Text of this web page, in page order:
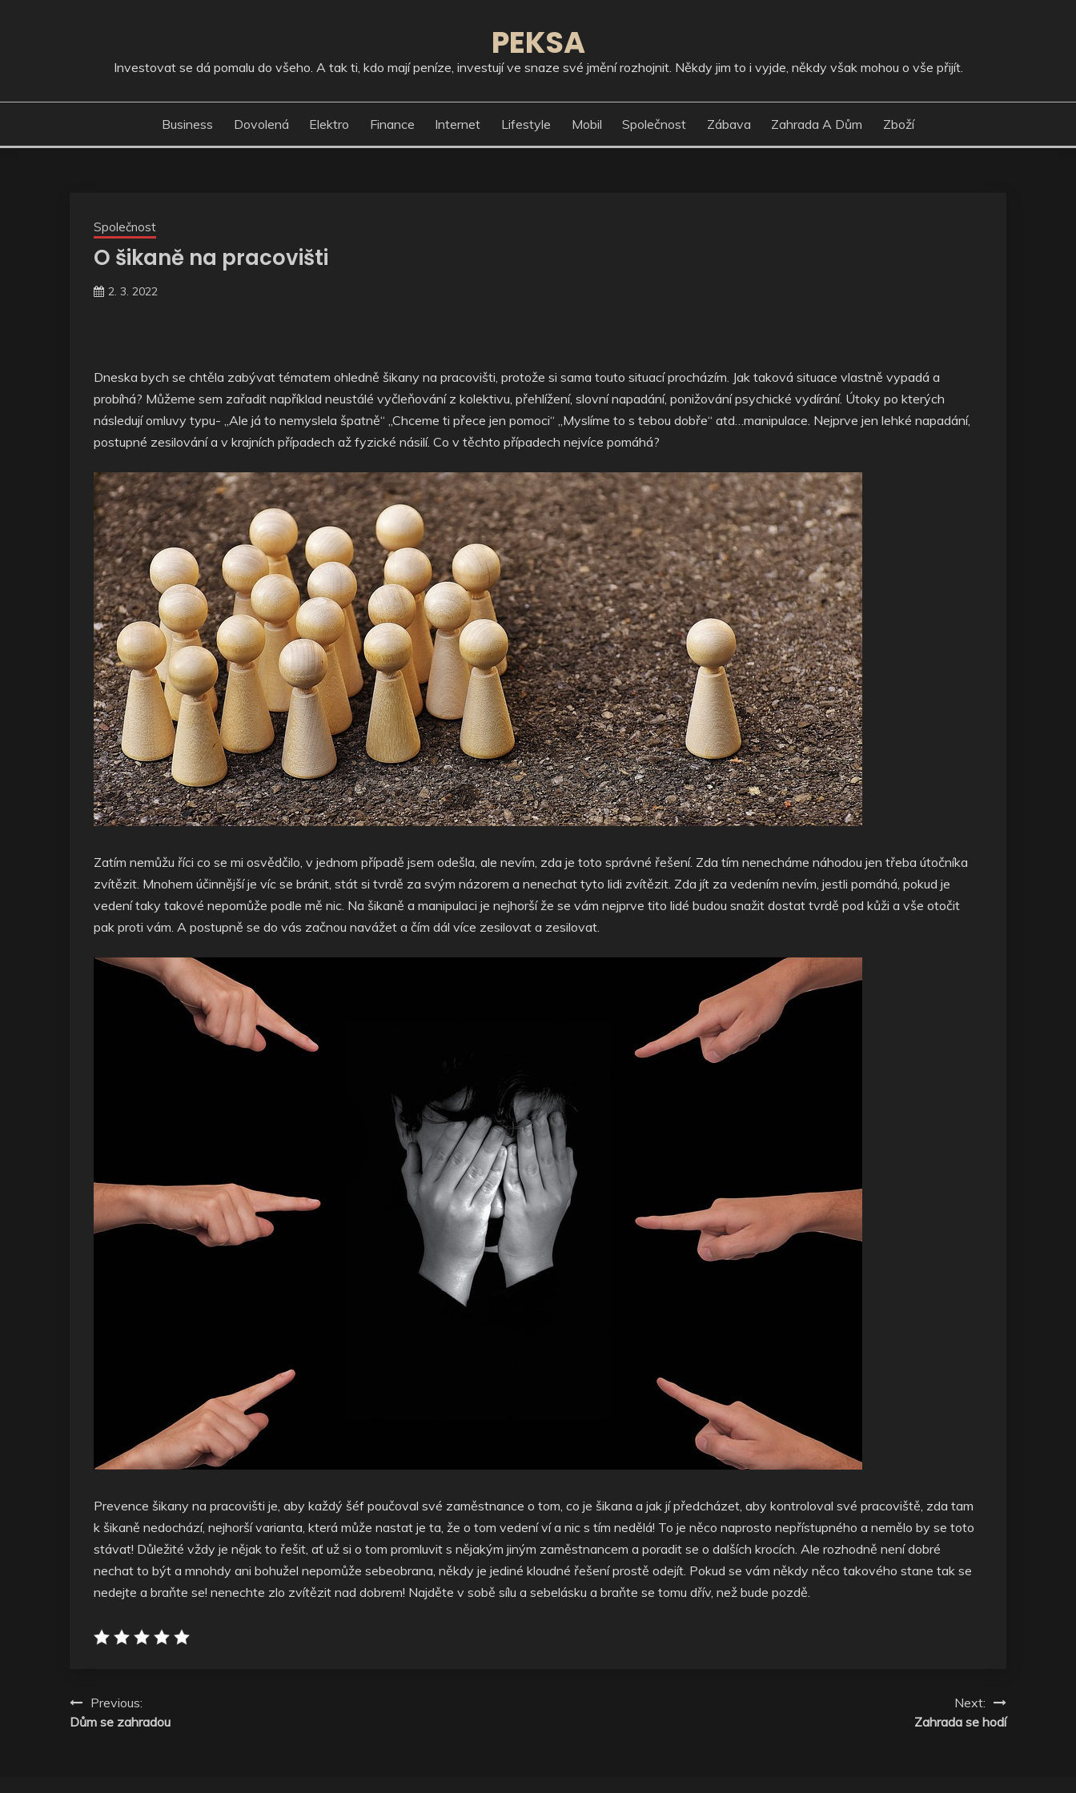
PEKSA
Investovat se dá pomalu do všeho. A tak ti, kdo mají peníze, investují ve snaze své jmění rozhojnit. Někdy jim to i vyjde, někdy však mohou o vše přijít.
Business Dovolená Elektro Finance Internet Lifestyle Mobil Společnost Zábava Zahrada A Dům Zboží
Společnost
O šikaně na pracovišti
2. 3. 2022
Dneska bych se chtěla zabývat tématem ohledně šikany na pracovišti, protože si sama touto situací procházím. Jak taková situace vlastně vypadá a
probíhá? Můžeme sem zařadit například neustálé vyčleňování z kolektivu, přehlížení, slovní napadání, ponižování psychické vydírání. Útoky po kterých
následují omluvy typu- ,,Ale já to nemyslela špatně“ ,,Chceme ti přece jen pomoci“ ,,Myslíme to s tebou dobře“ atd…manipulace. Nejprve jen lehké napadání,
postupné zesilování a v krajních případech až fyzické násilí. Co v těchto případech nejvíce pomáhá?
Zatím nemůžu říci co se mi osvědčilo, v jednom případě jsem odešla, ale nevím, zda je toto správné řešení. Zda tím nenecháme náhodou jen třeba útočníka
zvítězit. Mnohem účinnější je víc se bránit, stát si tvrdě za svým názorem a nenechat tyto lidi zvítězit. Zda jít za vedením nevím, jestli pomáhá, pokud je
vedení taky takové nepomůže podle mě nic. Na šikaně a manipulaci je nejhorší že se vám nejprve tito lidé budou snažit dostat tvrdě pod kůži a vše otočit
pak proti vám. A postupně se do vás začnou navážet a čím dál více zesilovat a zesilovat.
Prevence šikany na pracovišti je, aby každý šéf poučoval své zaměstnance o tom, co je šikana a jak jí předcházet, aby kontroloval své pracoviště, zda tam
k šikaně nedochází, nejhorší varianta, která může nastat je ta, že o tom vedení ví a nic s tím nedělá! To je něco naprosto nepřístupného a nemělo by se toto
stávat! Důležité vždy je nějak to řešit, ať už si o tom promluvit s nějakým jiným zaměstnancem a poradit se o dalších krocích. Ale rozhodně není dobré
nechat to být a mnohdy ani bohužel nepomůže sebeobrana, někdy je jediné kloudné řešení prostě odejít. Pokud se vám někdy něco takového stane tak se
nedejte a braňte se! nenechte zlo zvítězit nad dobrem! Najděte v sobě sílu a sebelásku a braňte se tomu dřív, než bude pozdě.
Navigace
pro
Previous:
Dům se zahradou
Next:
Zahrada se hodí